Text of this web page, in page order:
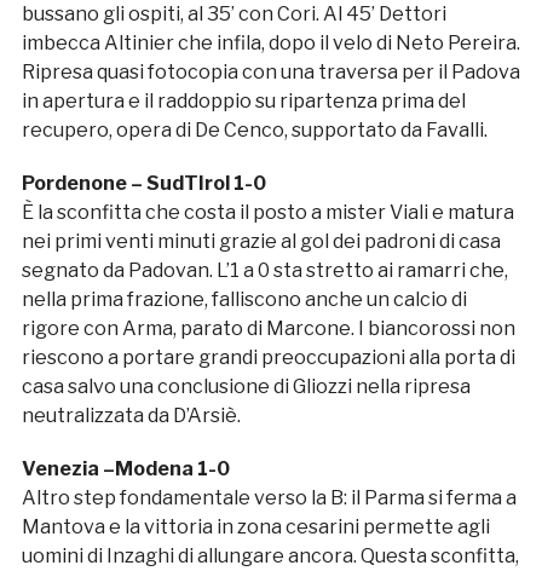
bussano gli ospiti, al 35’ con Cori. Al 45’ Dettori
imbecca Altinier che infila, dopo il velo di Neto Pereira.
Ripresa quasi fotocopia con una traversa per il Padova
in apertura e il raddoppio su ripartenza prima del
recupero, opera di De Cenco, supportato da Favalli.
Pordenone – SudTIrol 1-0
È la sconfitta che costa il posto a mister Viali e matura
nei primi venti minuti grazie al gol dei padroni di casa
segnato da Padovan. L’1 a 0 sta stretto ai ramarri che,
nella prima frazione, falliscono anche un calcio di
rigore con Arma, parato di Marcone. I biancorossi non
riescono a portare grandi preoccupazioni alla porta di
casa salvo una conclusione di Gliozzi nella ripresa
neutralizzata da D’Arsiè.
Venezia –Modena 1-0
Altro step fondamentale verso la B: il Parma si ferma a
Mantova e la vittoria in zona cesarini permette agli
uomini di Inzaghi di allungare ancora. Questa sconfitta,